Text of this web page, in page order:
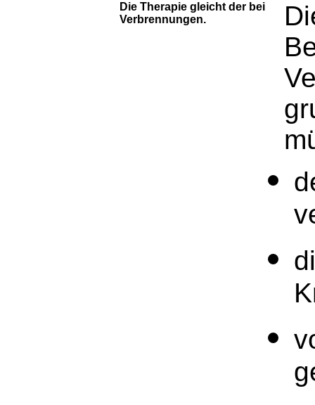
Die Therapie gleicht der bei
Verbrennungen.